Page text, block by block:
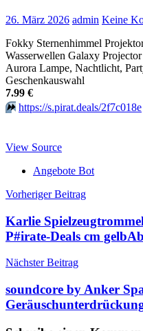
26. März 2026 admin Keine
Fokky Sternenhimmel
Wasserwellen Galaxy
Aurora Lampe, Nachtlicht,
Geschenkauswahl
7.99 €
⏩️ https://s.pirat.deals/2f7c018e
View Source
Angebote Bot
Beitragsnavigation
Vorheriger Beitrag
Karlie
P#irate-Deals cm
Nächster Beitrag
soundcore by Anker